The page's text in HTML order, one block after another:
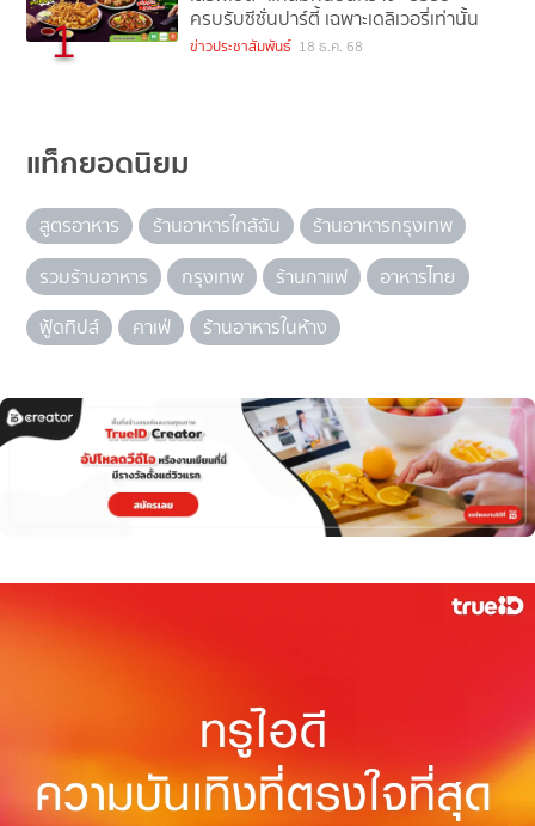
1
ครบรับซีซั่นปาร์ตี้ เฉพาะเดลิเวอรี่เท่านั้น
ข่าวประชาสัมพันธ์ 18 ธ.ค. 68
แท็กยอดนิยม
สูตรอาหาร ร้านอาหารใกล้ฉัน
ร้านอาหารกรุงเทพ
รวมร้านอาหาร
กรุงเทพ ร้านกาแฟ
อาหารไทย
ฟู้ดทิปส์
คาเฟ่ ร้านอาหารในห้าง